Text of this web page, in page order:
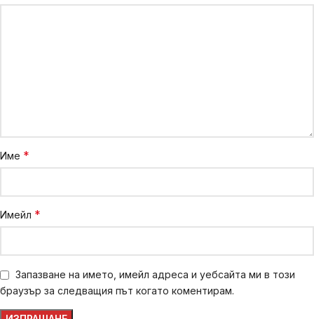
Име *
Имейл *
Запазване на името, имейл адреса и уебсайта ми в този
браузър за следващия път когато коментирам.